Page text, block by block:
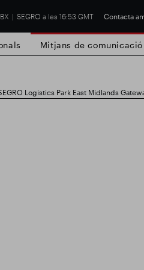
SEGRO a les 16:53 GMT Contacta
financers
Mitjans de comunicació
Logistics Park East Midlands